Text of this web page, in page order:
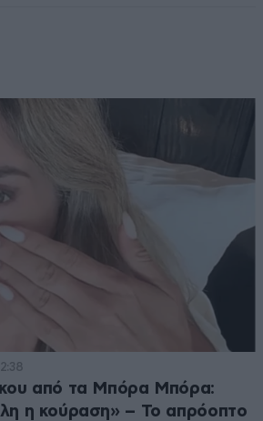
από τα Μπόρα Μπόρα:
η κούραση» – Το απρόοπτο